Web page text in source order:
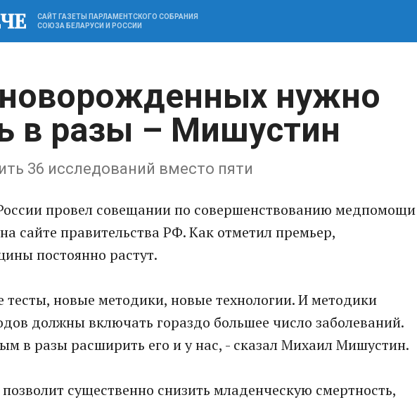
САЙТ ГАЗЕТЫ ПАРЛАМЕНТСКОГО СОБРАНИЯ
СОЮЗА БЕЛАРУСИ И РОССИИ
нужно
в разы – Мишустин
36 исследований вместо пяти
провел совещании по совершенствованию медпомощи
сайте правительства РФ. Как отметил премьер,
постоянно растут.
тесты, новые методики, новые технологии. И методики
должны включать гораздо большее число заболеваний.
в разы расширить его и у нас, - сказал Михаил Мишустин.
существенно снизить младенческую смертность,